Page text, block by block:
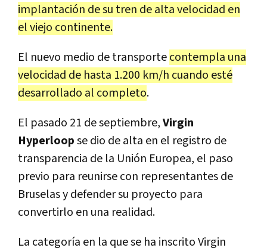
implantación de su tren de alta velocidad en
el viejo continente.
El nuevo medio de transportecontempla una
velocidad de hasta 1.200 km/h cuando esté
desarrollado al completo.
El pasado 21 de septiembre,Virgin
Hyperloopse dio de alta en el registro de
transparencia de la Unión Europea, el paso
previo para reunirse con representantes de
Bruselas y defender su proyecto para
convertirlo en una realidad.
La categoría en la que se ha inscrito Virgin